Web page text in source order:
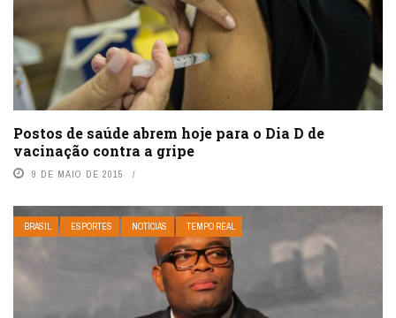
Postos de saúde abrem hoje para o Dia D de
vacinação contra a gripe
9 DE MAIO DE 2015
BRASIL ESPORTES NOTÍCIAS TEMPO REAL